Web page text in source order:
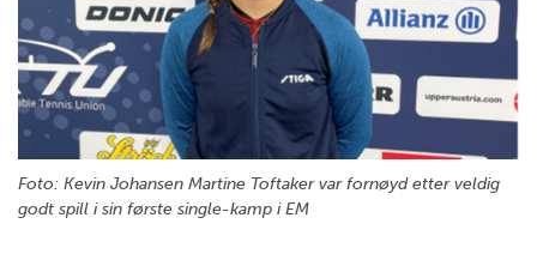
Foto: Kevin Johansen Martine Toftaker var fornøyd etter veldig
godt spill i sin første single-kamp i EM